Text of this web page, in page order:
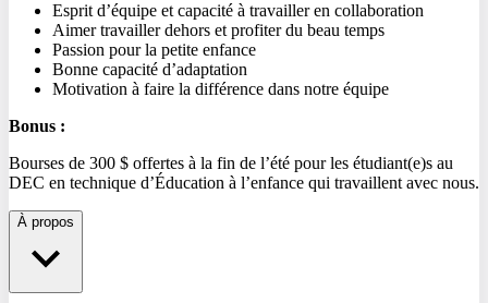
Esprit d’équipe et capacité à travailler en collaboration
Aimer travailler dehors et profiter du beau temps
Passion pour la petite enfance
Bonne capacité d’adaptation
Motivation à faire la différence dans notre équipe
Bonus :
Bourses de 300 $ offertes à la fin de l’été pour les étudiant(e)s au
DEC en technique d’Éducation à l’enfance qui travaillent avec nous.
À propos